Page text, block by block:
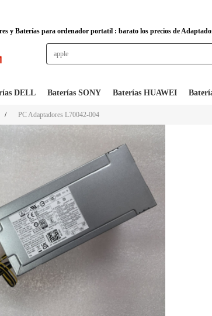
y Baterías para ordenador portatil : barato los precios de
DELL Baterías SONY Baterías HUAWEI
/ PC Adaptadores L70042-004